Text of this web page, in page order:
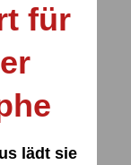
für
lädt sie